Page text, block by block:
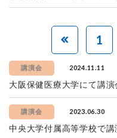
1
講演会 2024.11.11
大阪保健医療大学にて講演
講演会 2023.06.30
中央大学付属高等学校で講